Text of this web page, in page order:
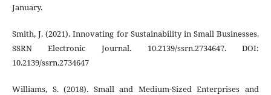
January.
Smith, J. (2021). Innovating for Sustainability in Small Businesses.
SSRN Electronic Journal. 10.2139/ssrn.2734647. DOI:
10.2139/ssrn.2734647
Williams, S. (2018). Small and Medium-Sized Enterprises and